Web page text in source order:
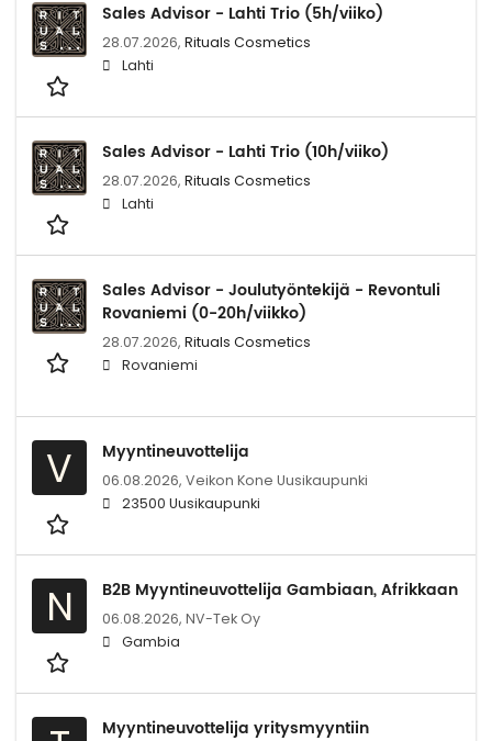
Sales Advisor - Lahti Trio (5h/viiko)
28.07.2026, Rituals Cosmetics
Lahti
Sales Advisor - Lahti Trio (10h/viiko)
28.07.2026, Rituals Cosmetics
Lahti
Sales Advisor - Joulutyöntekijä - Revontuli
Rovaniemi (0-20h/viikko)
28.07.2026, Rituals Cosmetics
Rovaniemi
V Myyntineuvottelija
06.08.2026, Veikon Kone Uusikaupunki
23500 Uusikaupunki
N B2B Myyntineuvottelija Gambiaan, Afrikkaan
06.08.2026, NV-Tek Oy
Gambia
Myyntineuvottelija yritysmyyntiin